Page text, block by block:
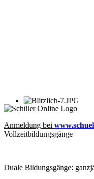
Anmeldung bei
Vollzeitbildungsgänge
Duale Bildungsgänge: